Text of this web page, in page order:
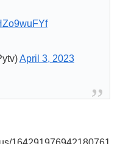
April 3, 2023